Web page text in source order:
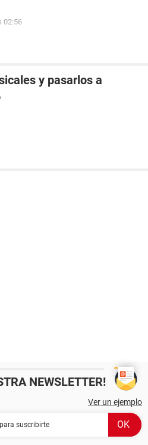
02:56
y pasarlos a
NEWSLETTER!
Ver un ejemplo